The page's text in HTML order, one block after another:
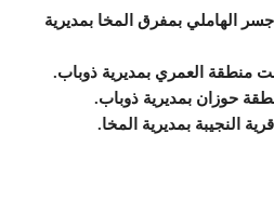
الهاملي بمفرق المخا بمديرية
حوزان بمديرية ذوباب.
النجيبة بمديرية المخا.